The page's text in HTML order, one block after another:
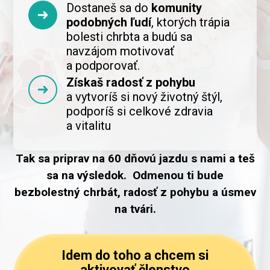
Dostaneš sa do komunity
podobných ľudí, ktorých trápia
bolesti chrbta a budú sa
navzájom motivovať
a podporovať.
Získaš radosť z pohybu
a vytvoríš si nový životný štýl,
podporíš si celkové zdravia
a vitalitu
Tak sa priprav na 60 dňovú jazdu s nami a teš
sa na výsledok. Odmenou ti bude
bezbolestný chrbát, radosť z pohybu a úsmev
na tvári.
Idem do toho a chcem si